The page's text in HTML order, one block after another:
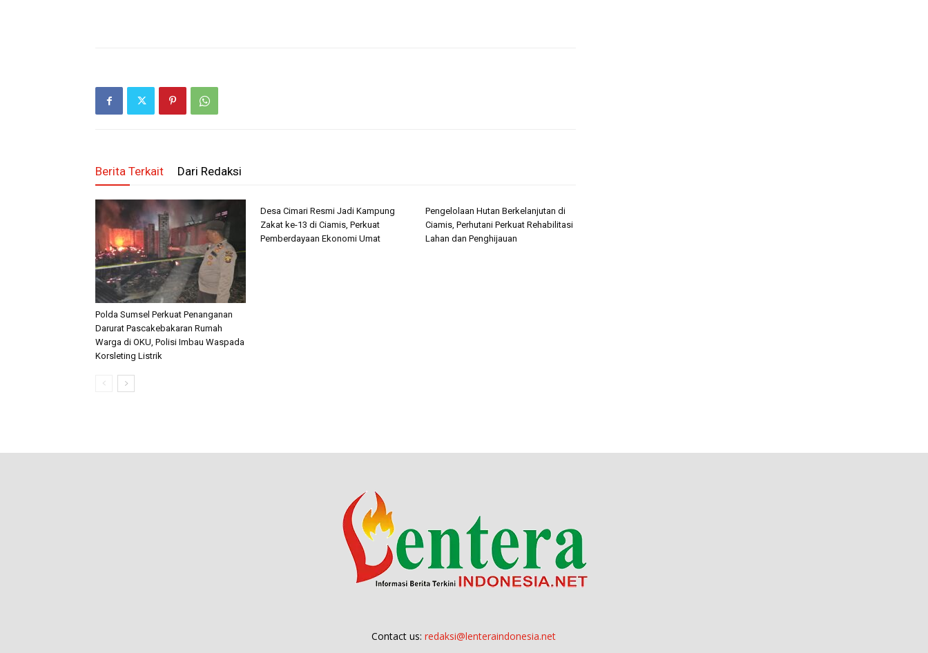
Berita Terkait Dari Redaksi
Polda Sumsel Perkuat Penanganan
Darurat Pascakebakaran Rumah
Warga di OKU, Polisi Imbau Waspada
Korsleting Listrik
Desa Cimari Resmi Jadi Kampung
Zakat ke-13 di Ciamis, Perkuat
Pemberdayaan Ekonomi Umat
Pengelolaan Hutan Berkelanjutan di
Ciamis, Perhutani Perkuat Rehabilitasi
Lahan dan Penghijauan
Contact us:redaksi@lenteraindonesia.net